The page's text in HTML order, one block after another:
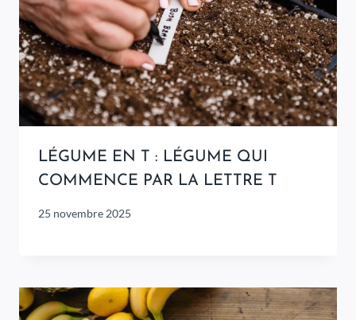
LÉGUME EN T : LÉGUME QUI
COMMENCE PAR LA LETTRE T
25 novembre 2025